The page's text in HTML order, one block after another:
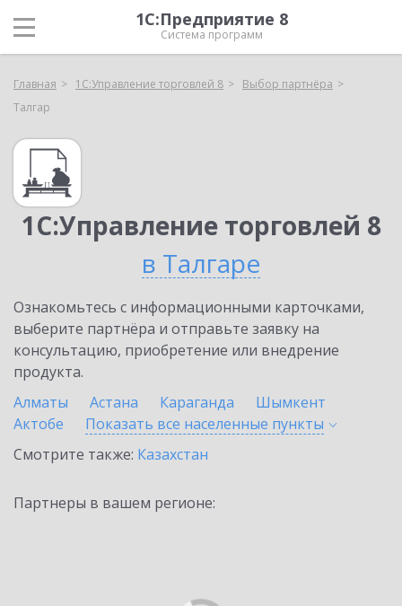
1С:Предприятие 8
Система программ
Главная 1С:Управление торговлей 8
Выбор партнёра
Талгар
1С:Управление торговлей 8
в Талгаре
Ознакомьтесь с информационными карточками,
выберите партнёра и отправьте заявку на
консультацию, приобретение или внедрение
продукта.
Алматы
Астана Караганда
Шымкент
Актобе
Показать все населенные пункты
Смотрите также: Казахстан
Партнеры в вашем регионе: